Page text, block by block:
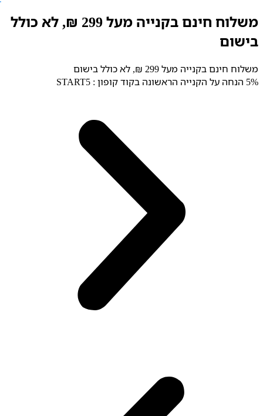
דלג
לתוכן
משלוח חינם בקנייה מעל 299 ₪, לא כולל
בישום
משלוח חינם בקנייה מעל 299 ₪, לא כולל בישום
5% הנחה על הקנייה הראשונה בקוד קופון : START5